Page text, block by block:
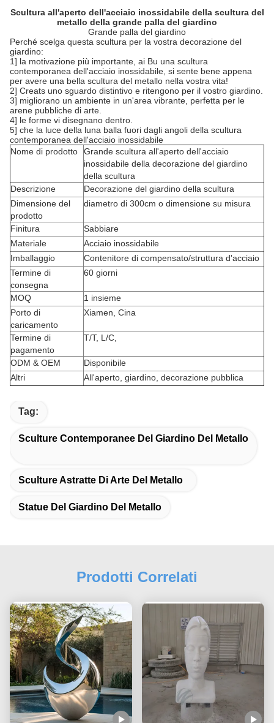
Scultura all'aperto dell'acciaio inossidabile della scultura del
metallo della grande palla del giardino
Grande palla del giardino
Perché scelga questa scultura per la vostra decorazione del
giardino:
1] la motivazione più importante, ai Bu una scultura
contemporanea dell'acciaio inossidabile, si sente bene appena
per avere una bella scultura del metallo nella vostra vita!
2] Creats uno sguardo distintivo e ritengono per il vostro giardino.
3] migliorano un ambiente in un'area vibrante, perfetta per le
arene pubbliche di arte.
4] le forme vi disegnano dentro.
5] che la luce della luna balla fuori dagli angoli della scultura
contemporanea dell'acciaio inossidabile
Nome di prodotto
Grande scultura all'aperto dell'acciaio
inossidabile della decorazione del giardino
della scultura
Descrizione
Decorazione del giardino della scultura
Dimensione del
prodotto
diametro di 300cm o dimensione su misura
Finitura
Sabbiare
Materiale
Acciaio inossidabile
Imballaggio
Contenitore di compensato/struttura d'acciaio
Termine di
consegna
60 giorni
MOQ
1 insieme
Porto di
caricamento
Xiamen, Cina
Termine di
pagamento
T/T, L/C,
ODM & OEM
Disponibile
Altri
All'aperto, giardino, decorazione pubblica
Tag:
Sculture Contemporanee Del Giardino Del Metallo
Sculture Astratte Di Arte Del Metallo
Statue Del Giardino Del Metallo
Prodotti Correlati